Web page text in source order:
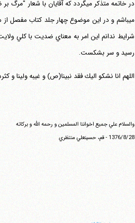
شرايط ندانم اين امر به معناي ضديت با كلي
رسيد و سر بشكست.
اللهم انا نشكو اليك فقد نبينا(ص) و غيبه ولينا و
والسلام علي جميع اخواننا المسلمين و رحمه الله و بركاته
‏1376/8/28 - قم، حسينعلي منتظري